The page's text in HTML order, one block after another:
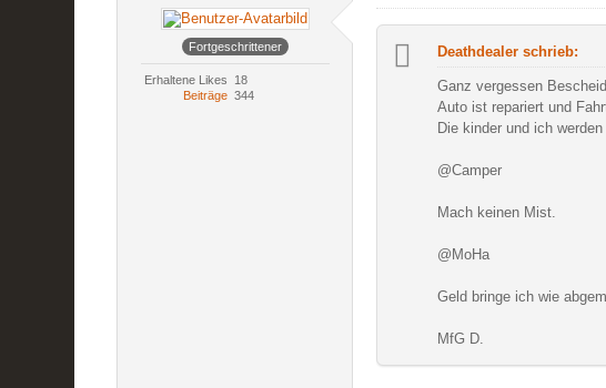
Fortgeschrittener
Erhaltene Likes
18
Beiträge 344
Deathdealer schrieb:
Ganz vergessen
Auto ist repariert und
Die kinder und ich
@Camper
Mach keinen Mist.
@MoHa
Geld bringe ich wie
MfG D.